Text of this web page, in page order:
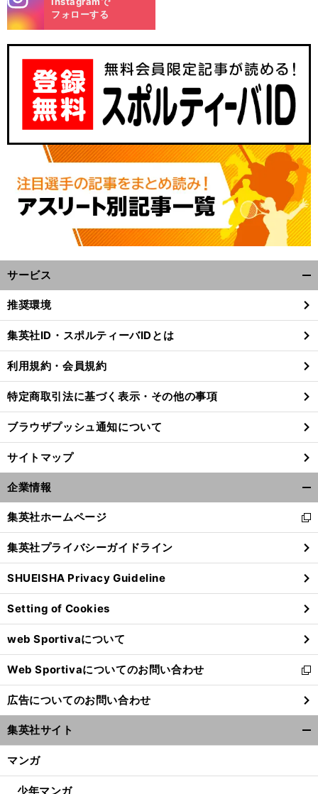
m
フォローする
サービス
閉
る
推奨環境
集英社ID・スポルティーバIDとは
利用規約・会員規約
特定商取引法に基づく表示・その他の事項
ブラウザプッシュ通知について
サイトマップ
企業情報
閉
る
集英社ホームページ
新
し
い
ウ
ィ
ン
ド
ウ
で
開
く
集英社プライバシーガイドライン
SHUEISHA Privacy Guideline
Setting of Cookies
web Sportivaについて
Web Sportivaについてのお問い合わせ
新
し
い
ウ
ィ
ン
ウ
広告についてのお問い合わせ
集英社サイト
マンガ
少年マンガ